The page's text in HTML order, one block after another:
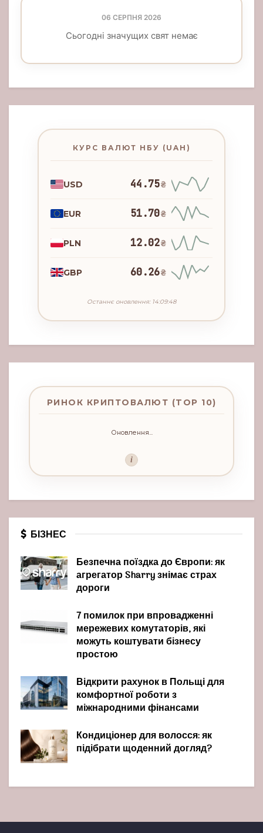
06 СЕРПНЯ 2026
Сьогодні значущих свят немає
КУРС ВАЛЮТ НБУ (UAH)
USD 44.75₴
EUR 51.70₴
PLN 12.02₴
GBP 60.26₴
Останнє оновлення: 14:09:48
РИНОК КРИПТОВАЛЮТ (TOP 10)
Оновлення...
i
БІЗНЕС
Безпечна поїздка до Європи: як
агрегатор Sharry знімає страх
дороги
7 помилок при впровадженні
мережевих комутаторів, які
можуть коштувати бізнесу
простою
Відкрити рахунок в Польщі для
комфортної роботи з
міжнародними фінансами
Кондиціонер для волосся: як
підібрати щоденний догляд?